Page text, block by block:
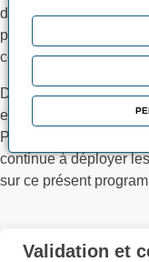
décembre 2024 à
par arrêté en fonction
certifications
Dans l’attente, les
encore intégrée
PROMEO n'a pas
continue à déployer
sur ce présent
Validation et